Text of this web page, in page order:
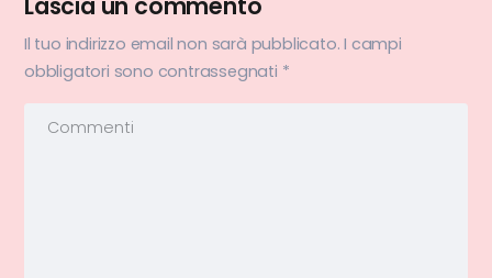
Il tuo indirizzo email non sarà pubblicato. I campi
obbligatori sono contrassegnati *